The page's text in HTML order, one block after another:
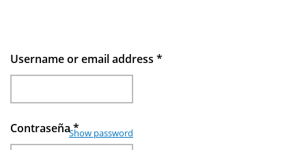
Username or email address *
Contraseña*
Show password